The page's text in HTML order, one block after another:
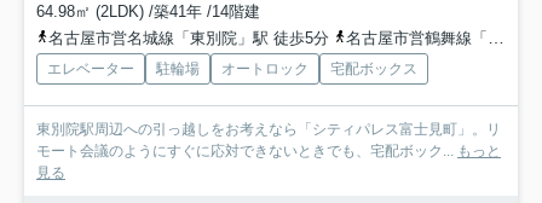
64.98㎡ (2LDK) /築41年 /14階建
名古屋市営名城線「東別院」駅 徒歩5分
名古屋市営鶴舞線「上前津」駅 徒歩6分
エレベーター 駐輪場 オートロック 宅配ボックス
東別院駅周辺への引っ越しをお考えなら「シティパレス富士見町」。リ
モート会議のようにすぐに応対できないときでも、宅配ボック... もっと
見る